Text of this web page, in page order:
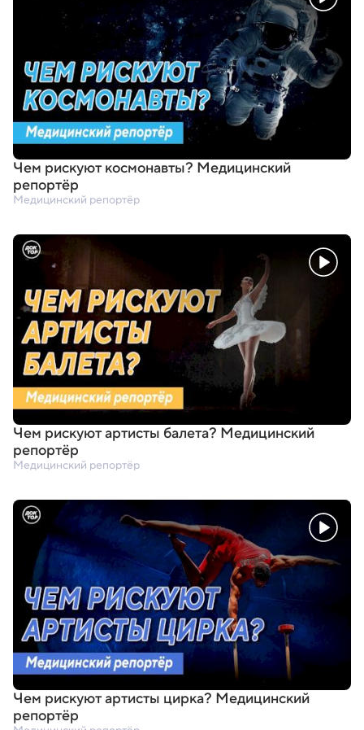
Чем рискуют космонавты? Медицинский
репортёр
Медицинский репортёр
Чем рискуют артисты балета? Медицинский
репортёр
Медицинский репортёр
Чем рискуют артисты цирка? Медицинский
репортёр